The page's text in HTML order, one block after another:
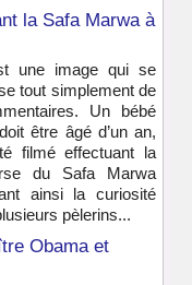
la Safa Marwa à
une image qui se
tout simplement de
Un bébé
être âgé d’un an,
filmé effectuant la
du Safa Marwa
ainsi la curiosité
pèlerins...
Obama et